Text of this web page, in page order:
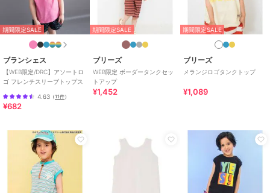
期間限定SALE
ブランシェス
【WEB限定/DRC】アソートロ
ゴ フレンチスリーブトップス
4.63 （11件）
¥682
期間限定SALE
ブリーズ
WEB限定 ボーダータンクセッ
トアップ
¥1,452
期間限定SALE
ブリーズ
メランジロゴタンクトップ
¥1,089